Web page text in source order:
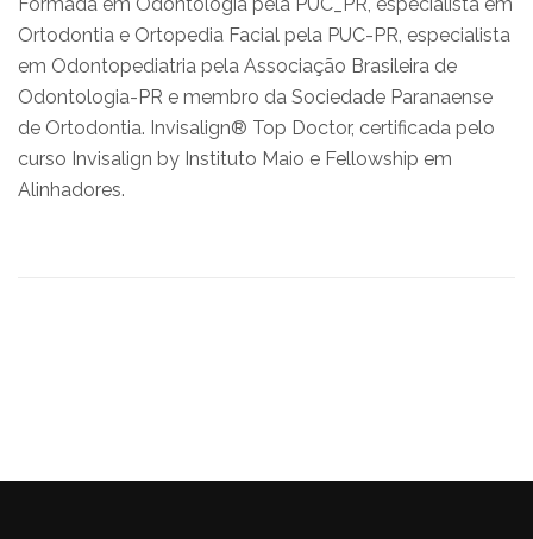
Ortodontia e Ortopedia Facial pela PUC-PR, especialista
em Odontopediatria pela Associação Brasileira de
Odontologia-PR e membro da Sociedade Paranaense
de Ortodontia. Invisalign® Top Doctor, certificada pelo
curso Invisalign by Instituto Maio e Fellowship em
Alinhadores.